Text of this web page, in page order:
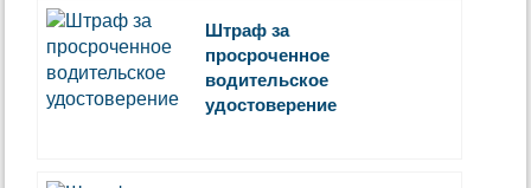
Штраф за
просроченное
водительское
удостоверение